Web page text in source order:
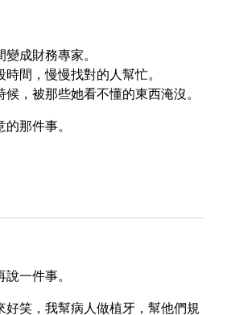
成財務專家。
間，慢慢找對的人幫忙。
，被那些她看不懂的東西淹沒。
那件事。
一件事。
好笑，我幫病人做植牙，幫他們規